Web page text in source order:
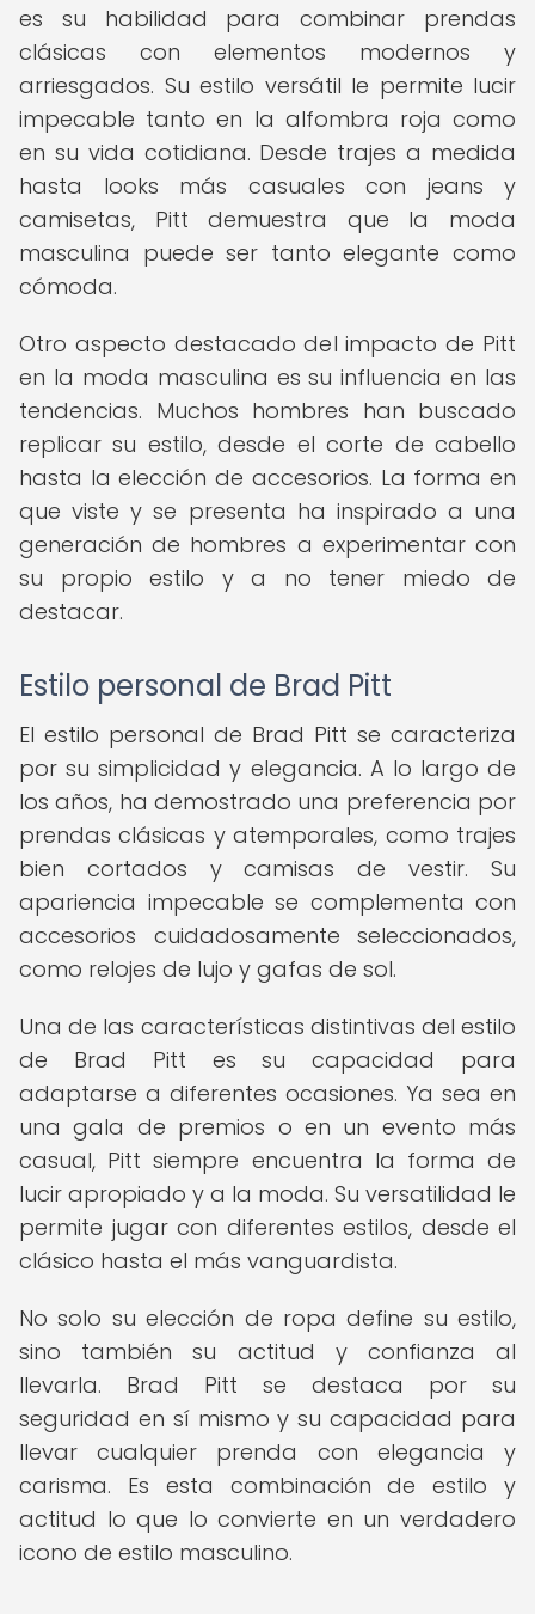
es su habilidad para combinar prendas
clásicas con elementos modernos y
arriesgados. Su estilo versátil le permite lucir
impecable tanto en la alfombra roja como
en su vida cotidiana. Desde trajes a medida
hasta looks más casuales con jeans y
camisetas, Pitt demuestra que la moda
masculina puede ser tanto elegante como
cómoda.
Otro aspecto destacado del impacto de Pitt
en la moda masculina es su influencia en las
tendencias. Muchos hombres han buscado
replicar su estilo, desde el corte de cabello
hasta la elección de accesorios. La forma en
que viste y se presenta ha inspirado a una
generación de hombres a experimentar con
su propio estilo y a no tener miedo de
destacar.
Estilo personal de Brad Pitt
El estilo personal de Brad Pitt se caracteriza
por su simplicidad y elegancia. A lo largo de
los años, ha demostrado una preferencia por
prendas clásicas y atemporales, como trajes
bien cortados y camisas de vestir. Su
apariencia impecable se complementa con
accesorios cuidadosamente seleccionados,
como relojes de lujo y gafas de sol.
Una de las características distintivas del estilo
de Brad Pitt es su capacidad para
adaptarse a diferentes ocasiones. Ya sea en
una gala de premios o en un evento más
casual, Pitt siempre encuentra la forma de
lucir apropiado y a la moda. Su versatilidad le
permite jugar con diferentes estilos, desde el
clásico hasta el más vanguardista.
No solo su elección de ropa define su estilo,
sino también su actitud y confianza al
llevarla. Brad Pitt se destaca por su
seguridad en sí mismo y su capacidad para
llevar cualquier prenda con elegancia y
carisma. Es esta combinación de estilo y
actitud lo que lo convierte en un verdadero
icono de estilo masculino.